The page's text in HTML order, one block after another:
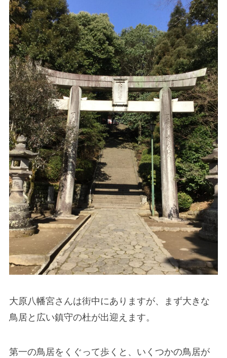
大原八幡宮さんは街中にありますが、まず大きな
鳥居と広い鎮守の杜が出迎えます。
第一の鳥居をくぐって歩くと、いくつかの鳥居が